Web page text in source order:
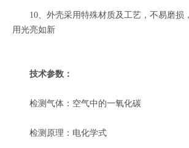
10、外壳采用特殊材质及工艺，不易磨损
用光亮如新
技术参数：
检测气体：空气中的一氧化碳
检测原理：电化学式